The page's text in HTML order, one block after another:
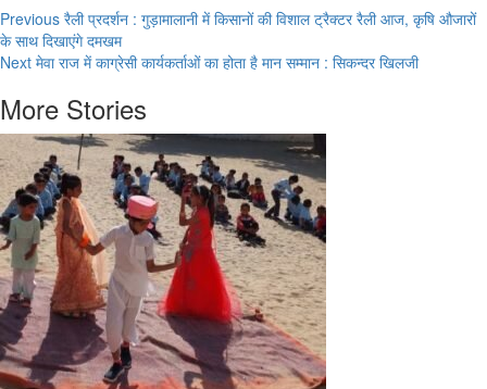
Continue
Reading
Previous रैली प्रदर्शन : गुड़ामालानी में किसानों की विशाल ट्रैक्टर रैली आज, कृषि औजारों
के साथ दिखाएंगे दमखम
Next मेवा राज में काग्रेसी कार्यकर्ताओं का होता है मान सम्मान : सिकन्दर खिलजी
More Stories